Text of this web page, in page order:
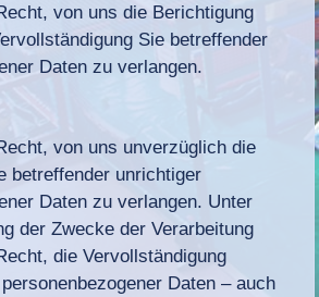
von uns die Berichtigung
Sie betreffender
Daten zu verlangen.
von uns unverzüglich die
betreffender unrichtiger
Daten zu verlangen. Unter
der Zwecke der Verarbeitung
die Vervollständigung
Daten – auch